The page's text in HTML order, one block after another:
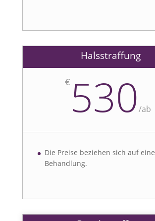
Halsstraffung
€ 530/ab
Die Preise beziehen sich auf eine
Behandlung.